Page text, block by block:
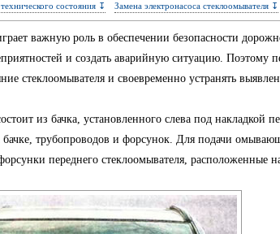
состояния ↧ Замена электронасоса стеклоомывателя ↧
важную роль в обеспечении безопасности
и создать аварийную ситуацию. Поэтому
стеклоомывателя и своевременно устранять
из бачка, установленного слева под накладкой
бачке, трубопроводов и форсунок. Для подачи
переднего стеклоомывателя, расположенные